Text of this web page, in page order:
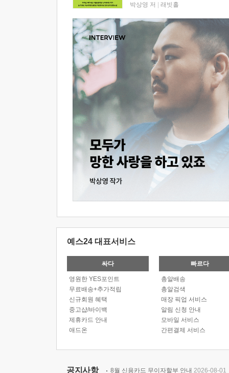
박상영 저 래빗홀
예스24 대표서비스
싸다
영원한 YES포인트
무료배송+추가적립
신규회원 혜택
중고샵/바이백
제휴카드 안내
애드온
빠르다
총알배송
총알검색
매장 픽업 서비스
알림 신청 안내
모바일 서비스
간편결제 서비스
공지사항 8월 신용카드 무이자할부 안내 2026-08-01